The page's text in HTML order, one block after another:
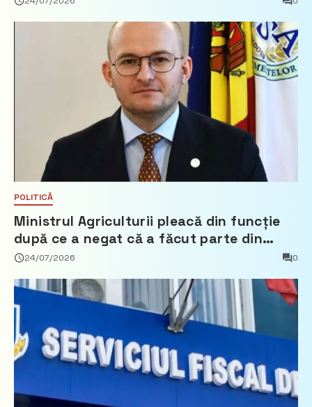
POLITICĂ
Ministrul Agriculturii pleacă din funcție
după ce a negat că a făcut parte din
Partidul Democrat
24/07/2026 0